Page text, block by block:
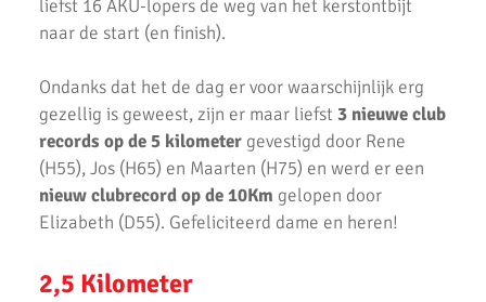
Uitslagen Weekend 27 Maart 2022
Uitslagen Weekend 20 Maart 2022
AKU lopers beginnen wedstrijden weer te vinden
Uitslagen 21 November 2021
Uitslagen 6 & 7 November 2021
liefst 16 AKU-lopers de weg van het kerstontbijt
naar de start (en finish).
Ondanks dat het de dag er voor waarschijnlijk erg
gezellig is geweest, zijn er maar liefst 3 nieuwe club
records op de 5 kilometer gevestigd door Rene
(H55), Jos (H65) en Maarten (H75) en werd er een
nieuw clubrecord op de 10Km gelopen door
Elizabeth (D55). Gefeliciteerd dame en heren!
2,5 Kilometer